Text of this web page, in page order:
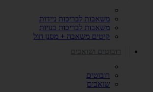
משאבות לבריכות ניידות
משאבות לבריכות בנויות
קיטים משאבה + מסנן חול
רובוטים ושואבים
רובוטים
שואבים